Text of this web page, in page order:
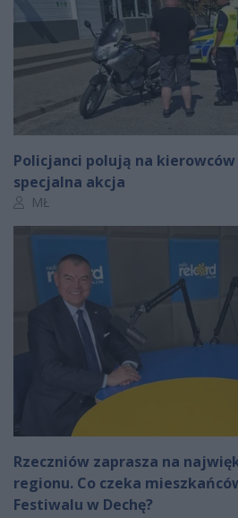
Policjanci polują na
specjalna akcja
Autor artykułu:
MŁ
Rzeczniów zaprasza na
regionu. Co czeka
Festiwalu w Dechę?